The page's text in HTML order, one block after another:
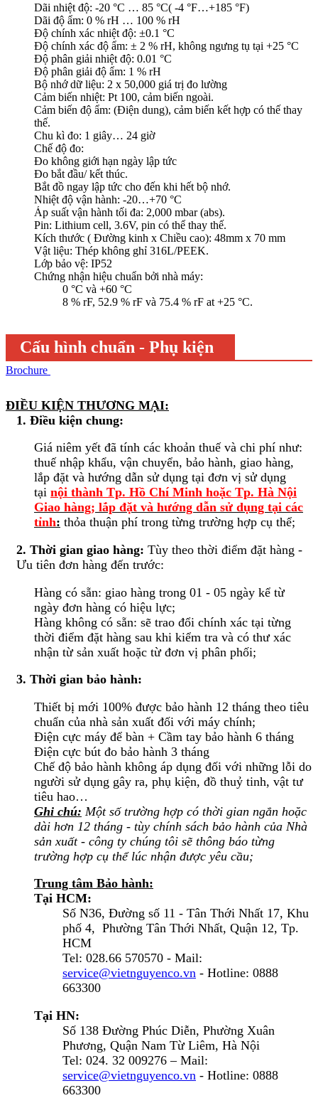
Dãi nhiệt độ: -20 °C … 85 °C( -4 °F…+185 °F)
Dãi độ ẩm: 0 % rH … 100 % rH
Độ chính xác nhiệt độ: ±0.1 °C
Độ chính xác độ ẩm: ± 2 % rH, không ngưng tụ tại +25 °C
Độ phân giải nhiệt độ: 0.01 °C
Độ phân giải độ ẩm: 1 % rH
Bộ nhớ dữ liệu: 2 x 50,000 giá trị đo lường
Cảm biến nhiệt: Pt 100, cảm biến ngoài.
Cảm biến độ ẩm: (Điện dung), cảm biến kết hợp có thế thay
thế.
Chu kì đo: 1 giây… 24 giờ
Chế độ đo:
Đo không giới hạn ngày lập tức
Đo bắt đầu/ kết thúc.
Bắt đồ ngay lập tức cho đến khi hết bộ nhớ.
Nhiệt độ vận hành: -20…+70 °C
Áp suất vận hành tối đa: 2,000 mbar (abs).
Pin: Lithium cell, 3.6V, pin có thể thay thế.
Kích thước ( Đường kinh x Chiều cao): 48mm x 70 mm
Vật liệu: Thép không ghỉ 316L/PEEK.
Lớp bảo vệ: IP52
Chứng nhận hiệu chuẩn bởi nhà máy:
0 °C và +60 °C
8 % rF, 52.9 % rF và 75.4 % rF at +25 °C.
Cấu hình chuẩn - Phụ kiện
Brochure
ĐIỀU KIỆN THƯƠNG MẠI:
1. Điều kiện chung:
Giá niêm yết đã tính các khoản thuế và chi phí như:
thuế nhập khẩu, vận chuyển, bảo hành, giao hàng,
lắp đặt và hướng dẫn sử dụng tại đơn vị sử dụng
tại nội thành Tp. Hồ Chí Minh hoặc Tp. Hà Nội
Giao hàng; lắp đặt và hướng dẫn sử dụng tại các
tỉnh: thỏa thuận phí trong từng trường hợp cụ thể;
2. Thời gian giao hàng: Tùy theo thời điểm đặt hàng -
Ưu tiên đơn hàng đến trước:
Hàng có sẵn: giao hàng trong 01 - 05 ngày kể từ
ngày đơn hàng có hiệu lực;
Hàng không có sẵn: sẽ trao đổi chính xác tại từng
thời điểm đặt hàng sau khi kiểm tra và có thư xác
nhận từ sản xuất hoặc từ đơn vị phân phối;
3. Thời gian bảo hành:
Thiết bị mới 100% được bảo hành 12 tháng theo tiêu
chuẩn của nhà sản xuất đối với máy chính;
Điện cực máy để bàn + Cầm tay bảo hành 6 tháng
Điện cực bút đo bảo hành 3 tháng
Chế độ bảo hành không áp dụng đối với những lỗi do
người sử dụng gây ra, phụ kiện, đồ thuỷ tinh, vật tư
tiêu hao…
Ghi chú: Một số trường hợp có thời gian ngắn hoặc
dài hơn 12 tháng - tùy chính sách bảo hành của Nhà
sản xuất - công ty chúng tôi sẽ thông báo từng
trường hợp cụ thể lúc nhận được yêu cầu;
Trung tâm Bảo hành:
Tại HCM:
Số N36, Đường số 11 - Tân Thới Nhất 17, Khu
phố 4, Phường Tân Thới Nhất, Quận 12, Tp.
HCM
Tel: 028.66 570570 - Mail:
service@vietnguyenco.vn - Hotline: 0888
663300
Tại HN:
Số 138 Đường Phúc Diễn, Phường Xuân
Phương, Quận Nam Từ Liêm, Hà Nội
Tel: 024. 32 009276 – Mail:
service@vietnguyenco.vn - Hotline: 0888
663300